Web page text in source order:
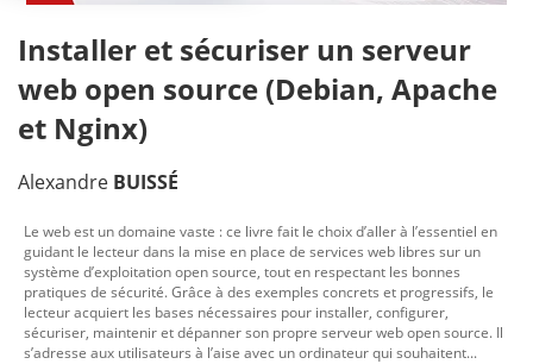
Installer et sécuriser un serveur
web open source (Debian, Apache
et Nginx)
Alexandre BUISSÉ
Le web est un domaine vaste : ce livre fait le choix d’aller à l’essentiel en
guidant le lecteur dans la mise en place de services web libres sur un
système d’exploitation open source, tout en respectant les bonnes
pratiques de sécurité. Grâce à des exemples concrets et progressifs, le
lecteur acquiert les bases nécessaires pour installer, configurer,
sécuriser, maintenir et dépanner son propre serveur web open source. Il
s’adresse aux utilisateurs à l’aise avec un ordinateur qui souhaitent...